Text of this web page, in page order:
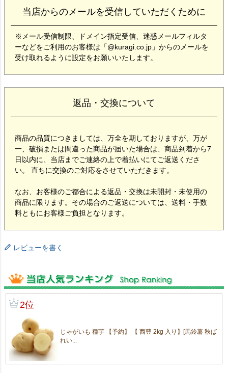
当店からのメールを受信していただくために
※メール受信制限、ドメイン指定受信、迷惑メールフィルタ
ーなどをご利用のお客様は「@kuragi.co.jp」からのメールを
受け取れるように設定をお願いいたします。
返品・交換について
商品の品質につきましては、万全を期しておりますが、万が
一、破損または間違った商品が届いた場合は、商品到着から7
日以内に、当店までご連絡の上で着払いにてご返送くださ
い。 直ちに交換のご対応をさせていただきます。
なお、お客様のご都合による返品・交換は未開封・未使用の
商品に限ります。その場合のご返送については、送料・手数
料ともにお客様ご負担となります。
レビューを書く